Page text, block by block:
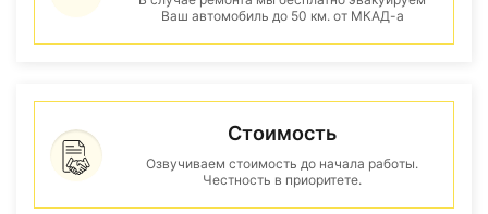
Ваш автомобиль до 50 км. от МКАД-а
Стоимость
Озвучиваем стоимость до начала работы.
Честность в приоритете.